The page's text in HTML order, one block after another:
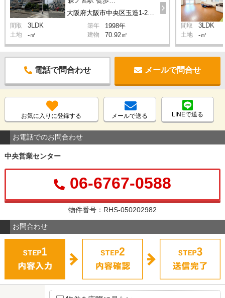
大阪府大阪市中央区玉造1-21-1
間取 3LDK 築年 1998年
土地 -㎡ 建物 70.92㎡
間取 3LDK
土地 -㎡
電話で問合わせ メールで問合せ
お気に入りに登録する メールで送る LINEで送る
お電話でのお問合わせ
中央営業センター
06-6767-0588
物件番号：RHS-050202982
お問合わせ